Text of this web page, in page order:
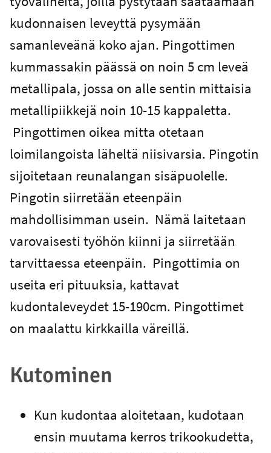
kudonnaisen leveyttä pysymään
samanleveänä koko ajan. Pingottimen
kummassakin päässä on noin 5 cm leveä
metallipala, jossa on alle sentin mittaisia
metallipiikkejä noin 10-15 kappaletta.
Pingottimen oikea mitta otetaan
loimilangoista läheltä niisivarsia. Pingotin
sijoitetaan reunalangan sisäpuolelle.
Pingotin siirretään eteenpäin
mahdollisimman usein. Nämä laitetaan
varovaisesti työhön kiinni ja siirretään
tarvittaessa eteenpäin. Pingottimia on
useita eri pituuksia, kattavat
kudontaleveydet 15-190cm. Pingottimet
on maalattu kirkkailla väreillä.
Kutominen
Kun kudontaa aloitetaan, kudotaan
ensin muutama kerros trikookudetta,